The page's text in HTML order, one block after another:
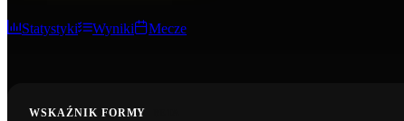
Statystyki Wyniki Mecze
WSKAŹNIK FORMY